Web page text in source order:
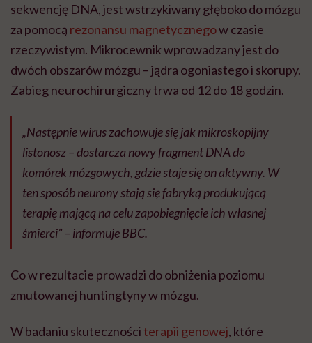
sekwencję DNA, jestwstrzykiwany głęboko do mózgu
za pomocą rezonansu magnetycznegow czasie
rzeczywistym. Mikrocewnik wprowadzany jest do
dwóch obszarów mózgu – jądra ogoniastego i skorupy.
Zabieg neurochirurgiczny trwa od 12 do 18 godzin.
„Następnie wirus zachowuje się jak mikroskopijny
listonosz – dostarcza nowy fragment DNA do
komórek mózgowych, gdzie staje się on aktywny. W
ten sposób neurony stają się fabryką produkującą
terapię mającą na celu zapobiegnięcie ich własnej
śmierci” – informuje BBC.
Co w rezultacie prowadzi do obniżenia poziomu
zmutowanej huntingtyny w mózgu.
W badaniu skutecznościterapii genowej, które